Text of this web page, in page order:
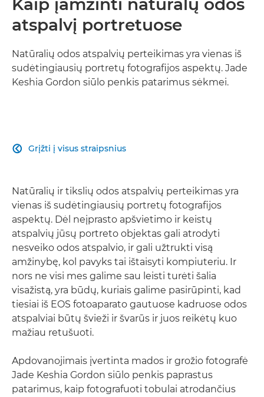
Kaip įamžinti natūralų odos
atspalvį portretuose
Natūralių odos atspalvių perteikimas yra vienas iš
sudėtingiausių portretų fotografijos aspektų. Jade
Keshia Gordon siūlo penkis patarimus sėkmei.
Grįžti į visus straipsnius

Natūralių ir tikslių odos atspalvių perteikimas yra
vienas iš sudėtingiausių portretų fotografijos
aspektų. Dėl neįprasto apšvietimo ir keistų
atspalvių jūsų portreto objektas gali atrodyti
nesveiko odos atspalvio, ir gali užtrukti visą
amžinybę, kol pavyks tai ištaisyti kompiuteriu. Ir
nors ne visi mes galime sau leisti turėti šalia
visažistą, yra būdų, kuriais galime pasirūpinti, kad
tiesiai iš EOS fotoaparato gautuose kadruose odos
atspalviai būtų švieži ir švarūs ir juos reikėtų kuo
mažiau retušuoti.
Apdovanojimais įvertinta mados ir grožio fotografė
Jade Keshia Gordon siūlo penkis paprastus
patarimus, kaip fotografuoti tobulai atrodančius